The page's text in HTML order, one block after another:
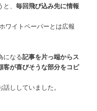
と、毎回飛び込み先に情報
ワイトペーパーとは広報
になる記事を片っ端からス
客が喜びそうな部分をコピ
ししていました。